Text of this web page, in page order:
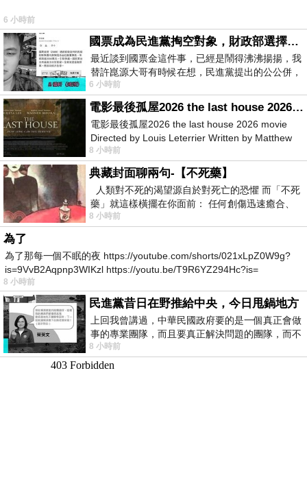
6 小時前
國票成為民進黨掏空對象，財政部選擇性失憶
最近談到國票金這件事，已經是鬧得沸沸揚揚，我
替許崑源大哥有時候在想，民進黨提出的公公併，
其實就是想要國庫通黨庫，鬧出最大的醜
6 小時前
電影最後孤屋2026 the last house 2026 movie
電影最後孤屋2026 the last house 2026 movie
Directed by Louis Leterrier Written by Matthew
Robinson Starring Greta Lee Wa
8 小時前
典藏封面聊兩句-【不死藥】
人類對不死的渴望源自於對死亡的恐懼 而「不死
藥」就這樣橫擺在你面前： 任何創傷迅速癒合、
停止衰老、痛覺消失…堪
8 小時前
為了
為了那每一個不眠的夜 https://youtube.com/shorts/021xLpZ0W9g?
is=9VvB2Aqpnp3WIKzl https://youtu.be/T9R6YZ294Hc?is=
8 小時前
民進黨昔日在野推給中央，今日甩鍋地方
上回我曾講過，中華民國政府要的是一個真正會做
事的專業團隊，而且要真正解決問題的團隊，而不
是只會到處甩鍋的雙標團隊，最近民進黨
8 小時前